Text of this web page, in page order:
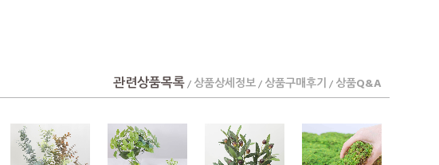
관련상품목록/ 상품상세정보/ 상품구매후기 / 상품Q&A